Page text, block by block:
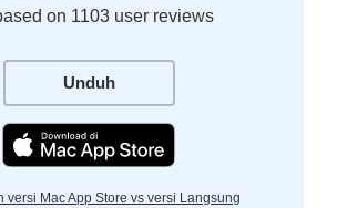
on 1103 user reviews
Unduh
versi Mac App Store vs versi Langsung